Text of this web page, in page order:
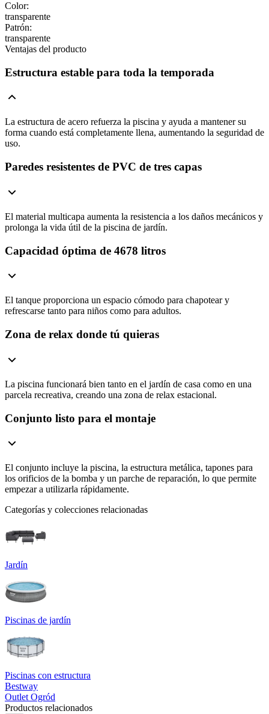
Color:
transparente
Patrón:
transparente
Ventajas del producto
Estructura estable para toda la temporada
La estructura de acero refuerza la piscina y ayuda a mantener su
forma cuando está completamente llena, aumentando la seguridad de
uso.
Paredes resistentes de PVC de tres capas
El material multicapa aumenta la resistencia a los daños mecánicos y
prolonga la vida útil de la piscina de jardín.
Capacidad óptima de 4678 litros
El tanque proporciona un espacio cómodo para chapotear y
refrescarse tanto para niños como para adultos.
Zona de relax donde tú quieras
La piscina funcionará bien tanto en el jardín de casa como en una
parcela recreativa, creando una zona de relax estacional.
Conjunto listo para el montaje
El conjunto incluye la piscina, la estructura metálica, tapones para
los orificios de la bomba y un parche de reparación, lo que permite
empezar a utilizarla rápidamente.
Categorías y colecciones relacionadas
Jardín
Piscinas de jardín
Piscinas con estructura
Bestway
Outlet Ogród
Productos relacionados